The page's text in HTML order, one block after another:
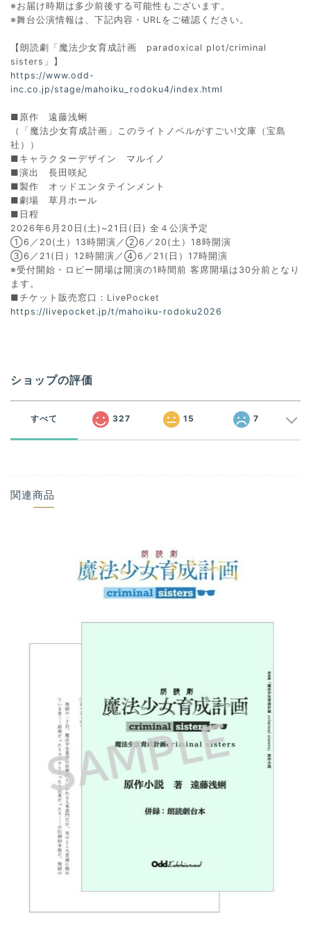
※お届け時期は多少前後する可能性もございます。
※舞台公演情報は、下記内容・URLをご確認ください。
【朗読劇「魔法少女育成計画 paradoxical plot/criminal
sisters」】
https://www.odd-
inc.co.jp/stage/mahoiku_rodoku4/index.html
■原作 遠藤浅蜊
（「魔法少女育成計画」このライトノベルがすごい!文庫（宝島
社））
■キャラクターデザイン マルイノ
■演出 長田咲紀
■製作 オッドエンタテインメント
■劇場 草月ホール
■日程
2026年6月20日(土)~21日(日) 全４公演予定
①6／20(土）13時開演／②6／20(土）18時開演
③6／21(日）12時開演／④6／21(日）17時開演
※受付開始・ロビー開場は開演の1時間前 客席開場は30分前となり
ます。
■チケット販売窓口：LivePocket
https://livepocket.jp/t/mahoiku-rodoku2026
ショップの評価
すべて 327 15 7
関連商品